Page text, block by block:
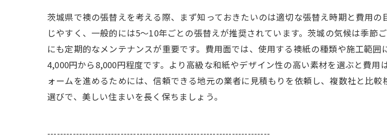
茨城県で襖の張替えを考える際、まず知っておきたいのは適切な張替え時期と費用
じやすく、一般的には5～10年ごとの張替えが推奨されています。茨城の気候は季
にも定期的なメンテナンスが重要です。費用面では、使用する襖紙の種類や施工範
4,000円から8,000円程度です。より高級な和紙やデザイン性の高い素材を選ぶと費
ォームを進めるためには、信頼できる地元の業者に見積もりを依頼し、複数社と比
選びで、美しい住まいを長く保ちましょう。
----------------------------------------------------------------------